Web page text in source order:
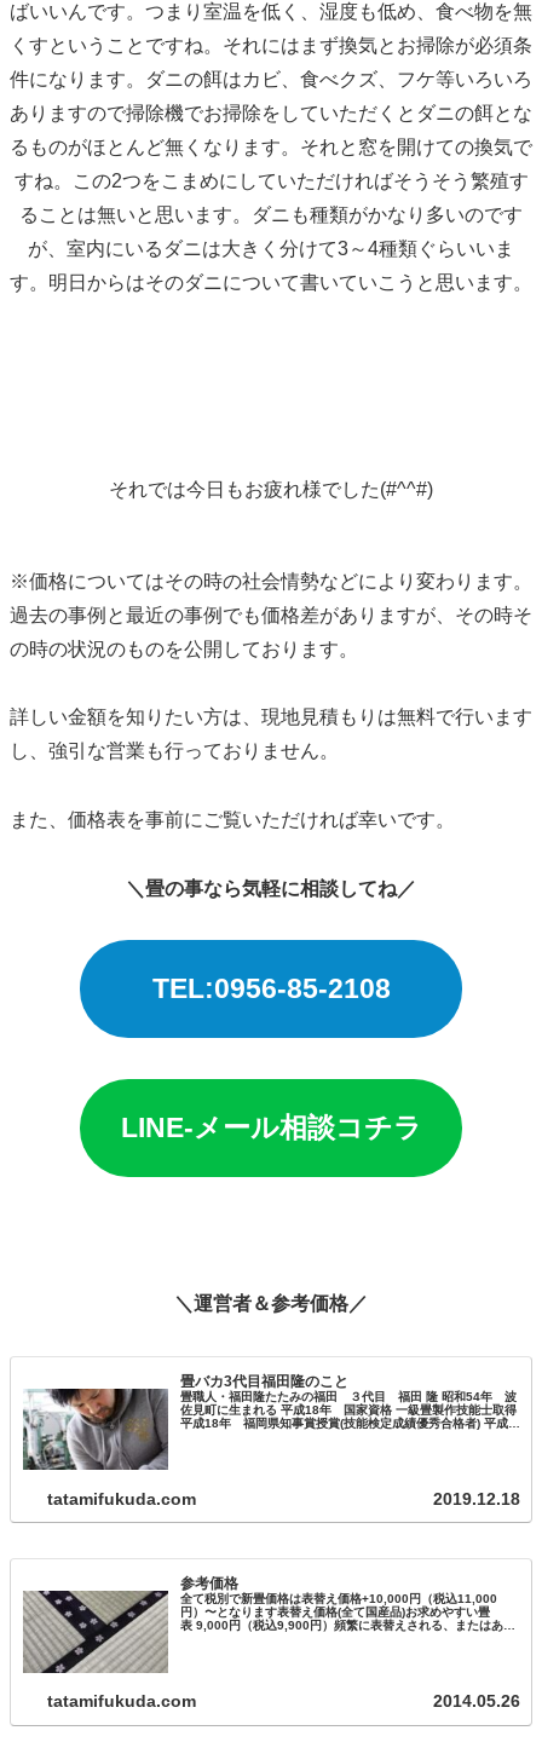
ばいいんです。つまり室温を低く、湿度も低め、食べ物を無
くすということですね。それにはまず換気とお掃除が必須条
件になります。ダニの餌はカビ、食べクズ、フケ等いろいろ
ありますので掃除機でお掃除をしていただくとダニの餌とな
るものがほとんど無くなります。それと窓を開けての換気で
すね。この2つをこまめにしていただければそうそう繁殖す
ることは無いと思います。ダニも種類がかなり多いのです
が、室内にいるダニは大きく分けて3～4種類ぐらいいま
す。明日からはそのダニについて書いていこうと思います。
それでは今日もお疲れ様でした(#^^#)
※価格についてはその時の社会情勢などにより変わります。
過去の事例と最近の事例でも価格差がありますが、その時そ
の時の状況のものを公開しております。
詳しい金額を知りたい方は、現地見積もりは無料で行います
し、強引な営業も行っておりません。
また、価格表を事前にご覧いただければ幸いです。
＼畳の事なら気軽に相談してね／
TEL:0956-85-2108
LINE-メール相談コチラ
＼運営者＆参考価格／
畳バカ3代目福田隆のこと
畳職人・福田隆たたみの福田 ３代目 福田 隆 昭和54年 波
佐見町に生まれる 平成18年 国家資格 一級畳製作技能士取得
平成18年 福岡県知事賞授賞(技能検定成績優秀合格者) 平成
tatamifukuda.com 2019.12.18
参考価格
全て税別で新畳価格は表替え価格+10,000円（税込11,000
円）〜となります表替え価格(全て国産品)お求めやすい畳
表 9,000円（税込9,900円）頻繁に表替えされる、またはあま
tatamifukuda.com 2014.05.26